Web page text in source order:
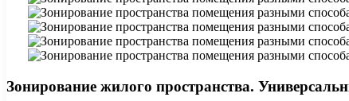
Зонирование жилого пространства.